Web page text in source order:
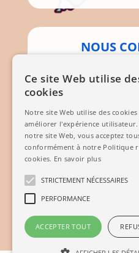
NOUS
Par
Mairie, 12
83136
Ce site Web utilise
cookies
Notre site Web utilise des
améliorer l'expérience
notre site Web, vous acceptez
conformément à notre Politique
cookies. En savoir plus
STRICTEMENT NÉCESSAIRES
PERFORMANCE
ACCEPTER TOUT